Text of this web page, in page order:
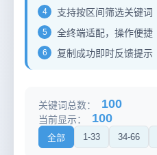
4 支持按区间筛选关键词
5 全终端适配，操作便捷
6 复制成功即时反馈提示
关键词总数： 100
当前显示： 100
全部 1-33 34-66